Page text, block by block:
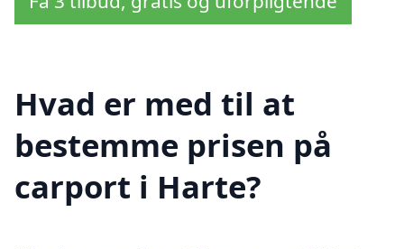
Hvad er med til at
bestemme prisen på
carport i Harte?